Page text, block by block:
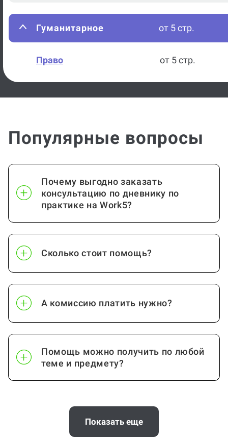
Гуманитарное от 5 стр.
Право от 5 стр.
Популярные вопросы
Почему выгодно заказать
консультацию по дневнику по
практике на Work5?
Сколько стоит помощь?
А комиссию платить нужно?
Помощь можно получить по любой
теме и предмету?
Помощь с услугой Дневник по
практике нужна срочно
(консультация по Дневнику по
Показать еще